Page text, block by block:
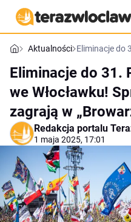
Aktualności Eliminacje do
Eliminacje do 31.
we Włocławku!
zagrają w
Redakcja portalu
1 maja 2025, 17:01